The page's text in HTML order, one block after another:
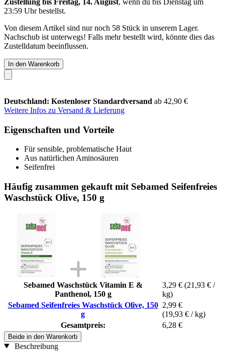
23:59 Uhrbestellst.
Von diesem Artikel sind nur noch 58 Stück in unserem Lager.
Nachschub ist unterwegs! Falls mehr bestellt wird, könnte dies das
Zustelldatum beeinflussen.
In den Warenkorb
Deutschland: Kostenloser Standardversand ab 42,90 €
Weitere Infos zu Versand & Lieferung
Eigenschaften und Vorteile
Für sensible, problematische Haut
Aus natürlichen Aminosäuren
Seifenfrei
Häufig zusammen gekauft mit Sebamed Seifenfreies
Waschstück Olive, 150 g
Sebamed Waschstück Vitamin E &
Panthenol, 150 g
3,29 € (21,93 € /
kg)
Sebamed Seifenfreies Waschstück Olive, 150
g
2,99 €
(19,93 € / kg)
Gesamtpreis:
6,28 €
Beide in den Warenkorb
Beschreibung